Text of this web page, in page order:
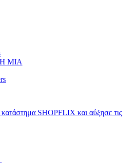
ΜΙΑ
SHOPFLIX και αύξησε τις